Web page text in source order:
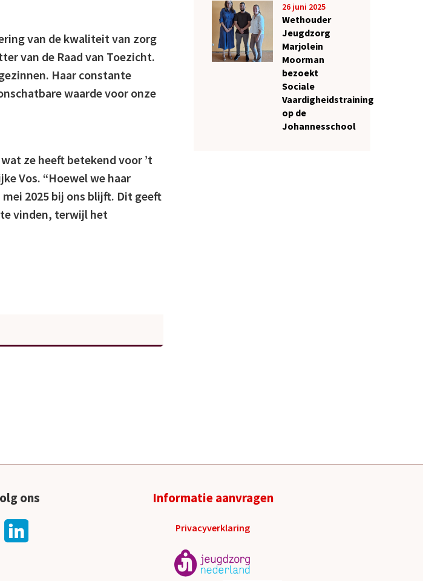
van de kwaliteit van zorg
van de Raad van Toezicht.
Haar constante
waarde voor onze
ze heeft betekend voor ’t
Vos. “Hoewel we haar
2025 bij ons blijft. Dit geeft
vinden, terwijl het
26 juni 2025
Wethouder
Jeugdzorg
Marjolein
Moorman
bezoekt
Sociale
Vaardigheidstraining
op de
Johannesschool
ons Informatie aanvragen
Privacyverklaring